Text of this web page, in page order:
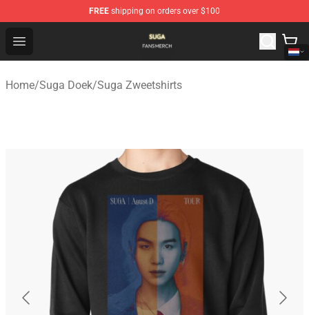
FREE shipping on orders over $100
Open menu
Suga Shop - Official Suga Merchandise Store
Home/Suga Doek/Suga Zweetshirts